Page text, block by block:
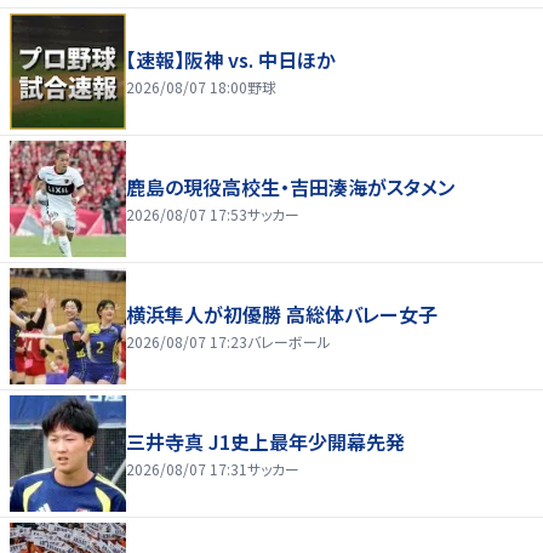
【速報】阪神 vs. 中日ほか
2026/08/07 18:00野球
鹿島の現役高校生・吉田湊海がスタメン
2026/08/07 17:53サッカー
横浜隼人が初優勝 高総体バレー女子
2026/08/07 17:23バレーボール
三井寺真 J1史上最年少開幕先発
2026/08/07 17:31サッカー